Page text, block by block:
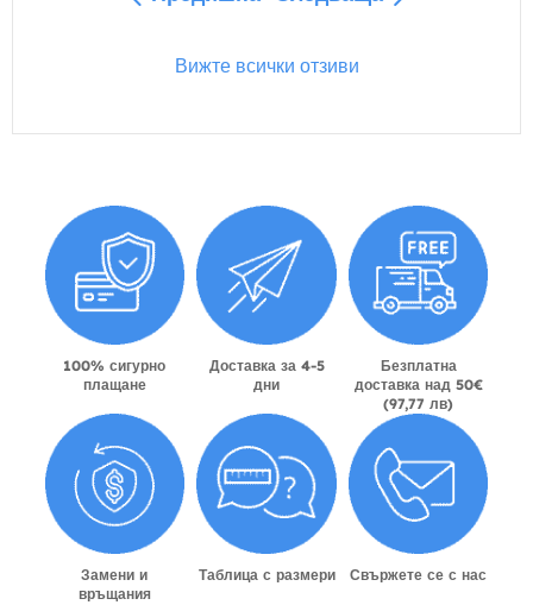
Вижте всички отзиви
100% сигурно
плащане
Доставка за 4-5
дни
Безплатна
доставка над 50€
(97,77 лв)
Замени и
връщания
Таблица с размери Свържете се с нас